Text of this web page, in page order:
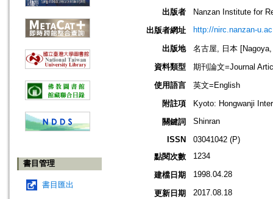
書目管理
書目匯出
出版者
Nanzan Institute for
出版者網址
http://nirc.nanzan-
出版地
名古屋, 日本
資料類型
期刊論文=Journal
使用語言
英文=English
附註項
Kyoto: Hongwanji
關鍵詞
Shinran
ISSN
03041042 (P)
點閱次數
1234
建檔日期 1998.04.28
更新日期 2017.08.18